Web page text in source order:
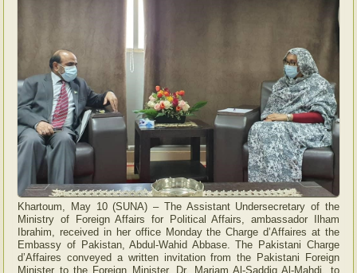
Khartoum, May 10 (SUNA) – The Assistant Undersecretary of the
Ministry of Foreign Affairs for Political Affairs, ambassador Ilham
Ibrahim, received in her office Monday the Charge d’Affaires at the
Embassy of Pakistan, Abdul-Wahid Abbase. The Pakistani Charge
d’Affaires conveyed a written invitation from the Pakistani Foreign
Minister to the Foreign Minister, Dr. Mariam Al-Saddiq Al-Mahdi, to